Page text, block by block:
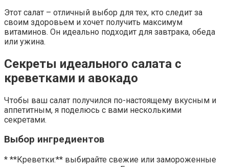
Этот салат – отличный выбор для тех, кто следит за
своим здоровьем и хочет получить максимум
витаминов. Он идеально подходит для завтрака, обеда
или ужина.
Секреты идеального салата с
креветками и авокадо
Чтобы ваш салат получился по-настоящему вкусным и
аппетитным, я поделюсь с вами несколькими
секретами.
Выбор ингредиентов
* **Креветки:** выбирайте свежие или замороженные